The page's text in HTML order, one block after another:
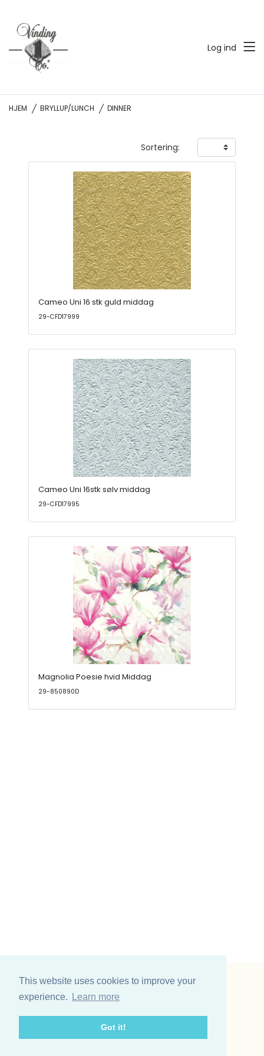
This website uses cookies to improve your
experience.
Learn more
Got it!
Log ind
HJEM BRYLLUP/LUNCH DINNER
Sortering:
Cameo Uni 16 stk guld middag
29-CFD17999
Cameo Uni 16stk sølv middag
29-CFD17995
Magnolia Poesie hvid Middag
29-850890D
Vinding et co A/S
Telefon: +45 75 31 02 11